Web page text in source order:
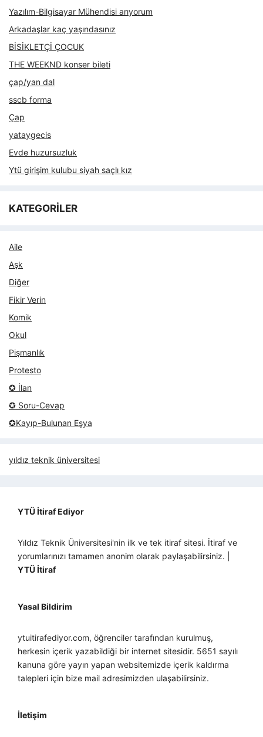
Yazılım-Bilgisayar Mühendisi arıyorum
Arkadaşlar kaç yaşındasınız
BİSİKLETÇİ ÇOCUK
THE WEEKND konser bileti
çap/yan dal
sscb forma
Çap
yataygecis
Evde huzursuzluk
Ytü girişim kulubu siyah saçlı kız
KATEGORİLER
Aile
Aşk
Diğer
Fikir Verin
Komik
Okul
Pişmanlık
Protesto
✪ İlan
✪ Soru-Cevap
✪Kayıp-Bulunan Eşya
yıldız teknik üniversitesi
YTÜ İtiraf Ediyor
Yıldız Teknik Üniversitesi'nin ilk ve tek itiraf sitesi. İtiraf ve
yorumlarınızı tamamen anonim olarak paylaşabilirsiniz. |
YTÜ İtiraf
Yasal Bildirim
ytuitirafediyor.com, öğrenciler tarafından kurulmuş,
herkesin içerik yazabildiği bir internet sitesidir. 5651 sayılı
kanuna göre yayın yapan websitemizde içerik kaldırma
talepleri için bize mail adresimizden ulaşabilirsiniz.
İletişim